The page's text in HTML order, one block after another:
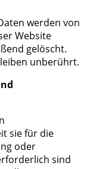
werden von
Website
gelöscht.
unberührt.
sie für die
oder
sind